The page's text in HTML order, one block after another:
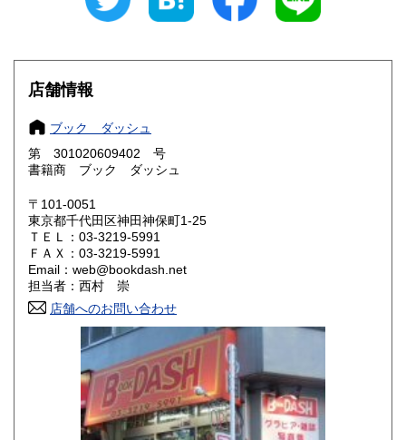
600円 三重県
滋賀県 600円 京都府 600円
大阪府
奈良県
鳥取県 600円
岡山県 600円
山口県 600円
香川県
福岡県
600円 長崎県
600円 大分県
店舗情報
ブック ダッシュ
第 301020609402 号
書籍商 ブック ダッシュ
〒101-0051
東京都千代田区神田神保町1-25
ＴＥＬ：03-3219-5991
ＦＡＸ：03-3219-5991
Email：web@bookdash.net
担当者：西村 崇
店舗へのお問い合わせ